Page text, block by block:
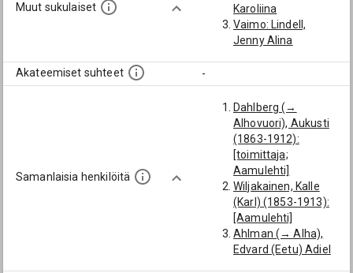
Muut sukulaiset
Karoliina
Vaimo: Lindell,
Jenny Alina
Akateemiset suhteet -
Samanlaisia henkilöitä
Dahlberg (→
Alhovuori), Aukusti
(1863-1912):
[toimittaja;
Aamulehti]
Wiljakainen, Kalle
(Karl) (1853-1913):
[Aamulehti]
Ahlman (→ Alha),
Edvard (Eetu) Adiel